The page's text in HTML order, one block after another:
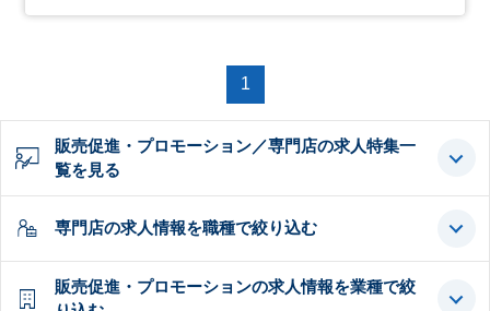
1
販売促進・プロモーション／専門店の求人特集一
覧を見る
専門店の求人情報を職種で絞り込む
販売促進・プロモーションの求人情報を業種で絞